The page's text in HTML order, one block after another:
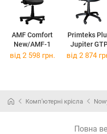
AMF Comfort
New/AMF-1
Primteks
Jupiter
від 2 598 грн. від 2 874
Комп'ютерні крісла
Повна